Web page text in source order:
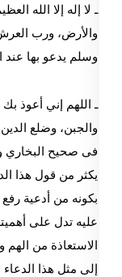
ـ لا إله إلا الله
والأرض، ورب
وسلم يدعو بها عند
ـ اللهم إني أعوذ
والجبن، وضلع
فى صحيح البخاري
يكثر من قول هذا
بكونه من أدعية
عليه تدل على
الاستعاذة من
إلى مثل هذا